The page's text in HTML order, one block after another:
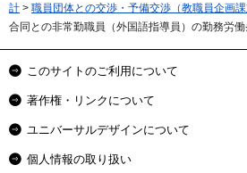
計 > 職員団体との交渉・予備交渉（教職員企画課
合同との非常勤職員（外国語指導員）の勤務労
このサイトのご利用について
著作権・リンクについて
ユニバーサルデザインについて
個人情報の取り扱い